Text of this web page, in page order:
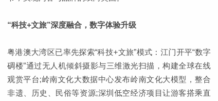
“科技+文旅”深度融合，数字体验升级
粤港澳大湾区已率先探索“科技+文旅”模式：江门开平“数字
碉楼”通过无人机倾斜摄影与三维激光扫描，构建全球在线
观赏平台;岭南文化大数据中心发布岭南文化大模型，整合
非遗、历史、民俗等资源;深圳低空经济项目让游客搭乘直